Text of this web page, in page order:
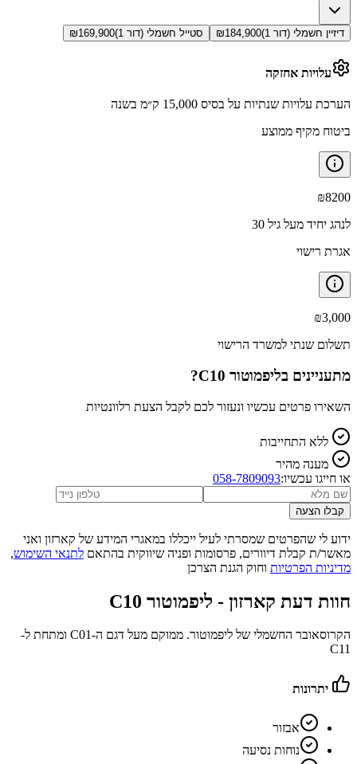
דיזיין חשמלי (דור 1) ₪184,900 סטייל חשמלי (דור 1) ₪169,900
עלויות אחזקה
הערכת עלויות שנתיות על בסיס 15,000 ק״מ בשנה
ביטוח מקיף ממוצע
₪8200
לנהג יחיד מעל גיל 30
אגרת רישוי
₪3,000
תשלום שנתי למשרד הרישוי
מתעניינים בליפמוטור C10 ?
השאירו פרטים עכשיו ונעזור לכם לקבל הצעת רלוונטיות
ללא התחייבות
מענה מהיר
או חייגו עכשיו:058-7809093
קבלו הצעה
ידוע לי שהפרטים שמסרתי לעיל ייכללו במאגרי המידע של קארזון ואני
מאשר/ת קבלת דיוורים, פרסומות ופניה שיווקית בהתאם לתנאי השימוש,
מדיניות הפרטיות וחוק הגנת הצרכן
חוות דעת קארזון - ליפמוטור C10
הקרוסאובר החשמלי של ליפמוטור. ממוקם מעל דגם ה-C01 ומתחת ל-
C11
יתרונות
אבזור
נוחות נסיעה